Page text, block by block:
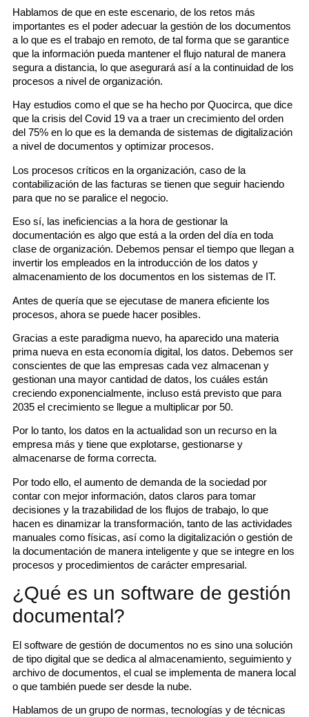
Hablamos de que en este escenario, de los retos más
importantes es el poder adecuar la gestión de los documentos
a lo que es el trabajo en remoto, de tal forma que se garantice
que la información pueda mantener el flujo natural de manera
segura a distancia, lo que asegurará así a la continuidad de los
procesos a nivel de organización.
Hay estudios como el que se ha hecho por Quocirca, que dice
que la crisis del Covid 19 va a traer un crecimiento del orden
del 75% en lo que es la demanda de sistemas de digitalización
a nivel de documentos y optimizar procesos.
Los procesos críticos en la organización, caso de la
contabilización de las facturas se tienen que seguir haciendo
para que no se paralice el negocio.
Eso sí, las ineficiencias a la hora de gestionar la
documentación es algo que está a la orden del día en toda
clase de organización. Debemos pensar el tiempo que llegan a
invertir los empleados en la introducción de los datos y
almacenamiento de los documentos en los sistemas de IT.
Antes de quería que se ejecutase de manera eficiente los
procesos, ahora se puede hacer posibles.
Gracias a este paradigma nuevo, ha aparecido una materia
prima nueva en esta economía digital, los datos. Debemos ser
conscientes de que las empresas cada vez almacenan y
gestionan una mayor cantidad de datos, los cuáles están
creciendo exponencialmente, incluso está previsto que para
2035 el crecimiento se llegue a multiplicar por 50.
Por lo tanto, los datos en la actualidad son un recurso en la
empresa más y tiene que explotarse, gestionarse y
almacenarse de forma correcta.
Por todo ello, el aumento de demanda de la sociedad por
contar con mejor información, datos claros para tomar
decisiones y la trazabilidad de los flujos de trabajo, lo que
hacen es dinamizar la transformación, tanto de las actividades
manuales como físicas, así como la digitalización o gestión de
la documentación de manera inteligente y que se integre en los
procesos y procedimientos de carácter empresarial.
¿Qué es un software de gestión
documental?
El software de gestión de documentos no es sino una solución
de tipo digital que se dedica al almacenamiento, seguimiento y
archivo de documentos, el cual se implementa de manera local
o que también puede ser desde la nube.
Hablamos de un grupo de normas, tecnologías y de técnicas